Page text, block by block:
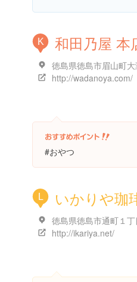
K 和田乃屋 本
徳島県徳島市眉山町大
http://wadanoya.com/
#おやつ
L いかりや珈
徳島県徳島市通町１丁
http://ikariya.net/